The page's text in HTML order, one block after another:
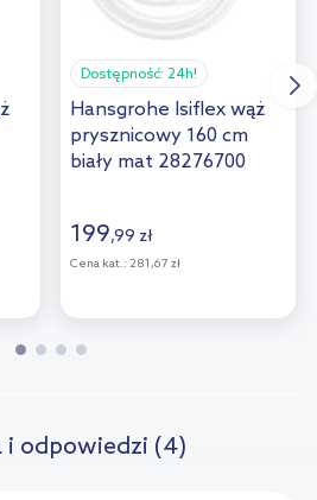
Dostępność: 24h!
Hansgrohe Isiflex wąż
prysznicowy 160 cm
biały mat 28276700
199,99 zł
Cena kat.: 281,67 zł
i odpowiedzi (4)